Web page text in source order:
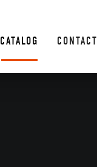
CATALOG CONTACT